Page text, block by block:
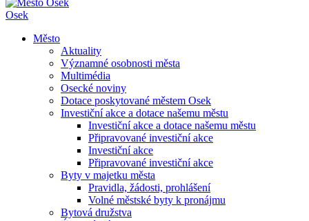
Osek
Město
Aktuality
Významné osobnosti města
Multimédia
Osecké noviny
Dotace poskytované městem Osek
Investiční akce a dotace našemu městu
Investiční akce a dotace našemu městu
Připravované investiční akce
Investiční akce
Připravované investiční akce
Byty v majetku města
Pravidla, žádosti, prohlášení
Volné městské byty k pronájmu
Bytová družstva